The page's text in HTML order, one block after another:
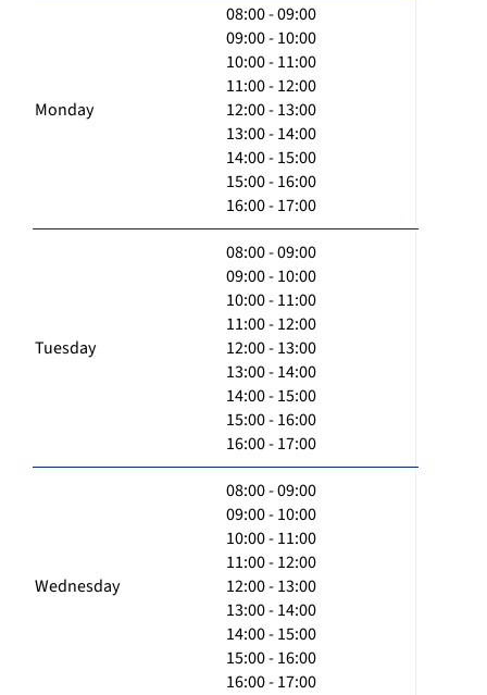
Monday
08:00 - 09:00
09:00 - 10:00
10:00 - 11:00
11:00 - 12:00
12:00 - 13:00
13:00 - 14:00
14:00 - 15:00
15:00 - 16:00
16:00 - 17:00
Tuesday
08:00 - 09:00
09:00 - 10:00
10:00 - 11:00
11:00 - 12:00
12:00 - 13:00
13:00 - 14:00
14:00 - 15:00
15:00 - 16:00
16:00 - 17:00
Wednesday
08:00 - 09:00
09:00 - 10:00
10:00 - 11:00
11:00 - 12:00
12:00 - 13:00
13:00 - 14:00
14:00 - 15:00
15:00 - 16:00
16:00 - 17:00